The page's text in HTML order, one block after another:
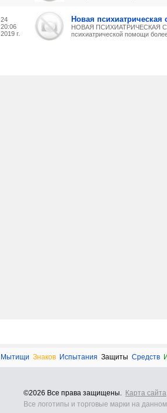
24
20:06
2019 г.
Новая психиатрическая
НОВАЯ ПСИХИАТРИЧЕСКАЯ
психиатрической помощи
Мытищи Знаков Испытания Защиты Средств
©2026 Все права защищены. Карта сайта
Все логотипы и торговые марки на